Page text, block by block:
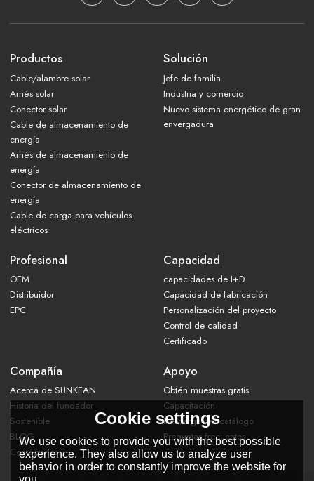
Productos
Cable/alambre solar
Arnés solar
Conector solar
Cable de almacenamiento de
energía
Arnés de almacenamiento de
energía
Conector de almacenamiento de
energía
Cable de carga para vehículos
eléctricos
Solución
Jefe de familia
Industria y comercio
Nuevo sistema energético de gran
envergadura
Profesional
OEM
Distribuidor
EPC
Capacidad
capacidades de I+D
Capacidad de fabricación
Personalización del proyecto
Control de calidad
Certificado
Compañía
Acerca de SUNKEAN
Historia del fundador
Sostenible
BLOG
Contáctanos
Apoyo
Obtén muestras gratis
Capacitación
Descarga del catálogo
Preguntas frecuentes
Cookie settings
We use cookies to provide you with the best possible
experience. They also allow us to analyze user
behavior in order to constantly improve the website for